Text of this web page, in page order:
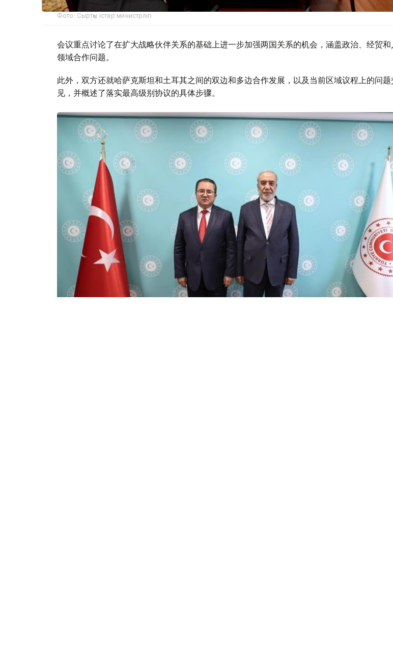
Фото: Сыртқы істер министрлігі
会议重点讨论了在扩大战略伙伴关系的基础上进一步加强两国关系的机会，涵盖政治、经贸
领域合作问题。
此外，双方还就哈萨克斯坦和土耳其之间的双边和多边合作发展，以及当前区域议程上的问
见，并概述了落实最高级别协议的具体步骤。